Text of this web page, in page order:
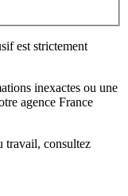
est strictement
inexactes ou une
agence France
travail, consultez